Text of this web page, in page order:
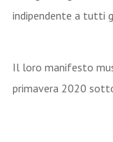
indipendente a tutti
Il loro manifesto
primavera 2020